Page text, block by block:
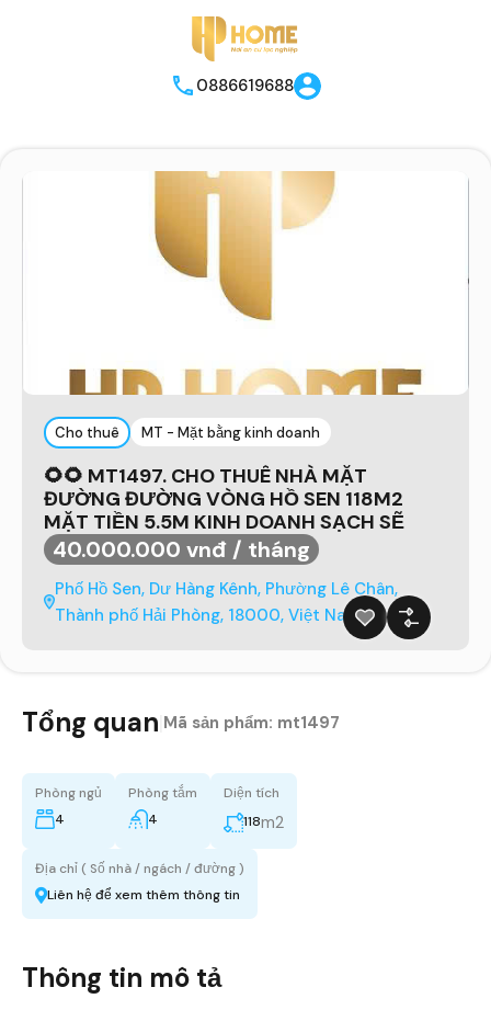
0886619688
Cho thuê MT - Mặt bằng kinh doanh
🌻🌻 MT1497. CHO THUÊ NHÀ MẶT
ĐƯỜNG ĐƯỜNG VÒNG HỒ SEN 118M2
MẶT TIỀN 5.5M KINH DOANH SẠCH SẼ
40.000.000 vnđ / tháng
Phố Hồ Sen, Dư Hàng Kênh, Phường Lê Chân,
Thành phố Hải Phòng, 18000, Việt Nam
Tổng quan Mã sản phẩm: mt1497
Phòng ngủ
4
Phòng tắm
4
Diện tích
118m2
Địa chỉ ( Số nhà / ngách / đường )
Liên hệ để xem thêm thông tin
Thông tin mô tả